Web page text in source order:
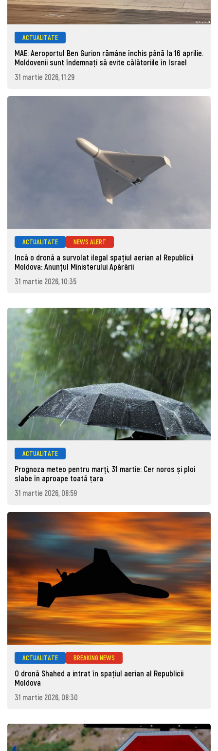
ACTUALITATE
MAE: Aeroportul Ben Gurion rămâne închis până la 16 aprilie.
Moldovenii sunt îndemnați să evite călătoriile în Israel
31 martie 2026, 11:29
ACTUALITATE NEWS ALERT
Incă o dronă a survolat ilegal spațiul aerian al Republicii
Moldova: Anunţul Ministerului Apărării
31 martie 2026, 10:35
ACTUALITATE
Prognoza meteo pentru marţi, 31 martie: Cer noros și ploi
slabe în aproape toată țara
31 martie 2026, 08:59
ACTUALITATE BREAKING NEWS
O dronă Shahed a intrat în spațiul aerian al Republicii
Moldova
31 martie 2026, 08:30